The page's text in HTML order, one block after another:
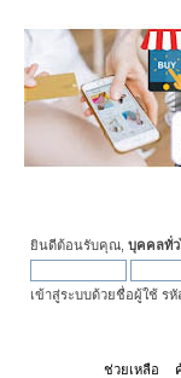
ยินดีต้อนรับคุณ, บุคคลทั่ว
เข้าสู่ระบบด้วยชื่อผู้ใช้ ร
ช่วยเหลือ